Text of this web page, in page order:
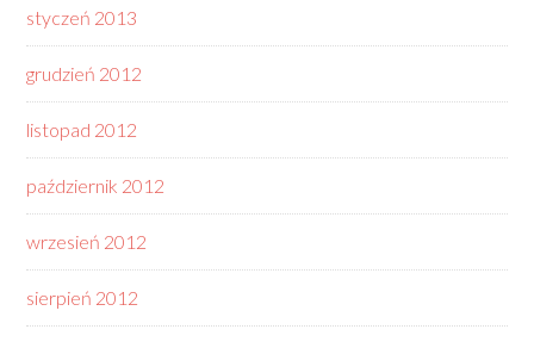
styczeń 2013
grudzień 2012
listopad 2012
październik 2012
wrzesień 2012
sierpień 2012